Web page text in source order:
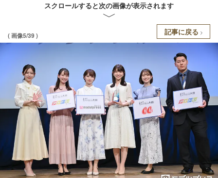
スクロールすると次の画像が表示されます
( 画像5/39 ) 記事に戻る